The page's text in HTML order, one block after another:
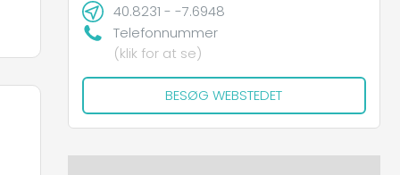
40.8231 - -7.6948
Telefonnummer
(klik for at se)
BESØG WEBSTEDET